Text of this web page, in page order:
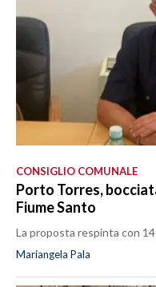
CONSIGLIO COMUNALE
Porto Torres,
Fiume Santo
La proposta respinta con
Mariangela Pala